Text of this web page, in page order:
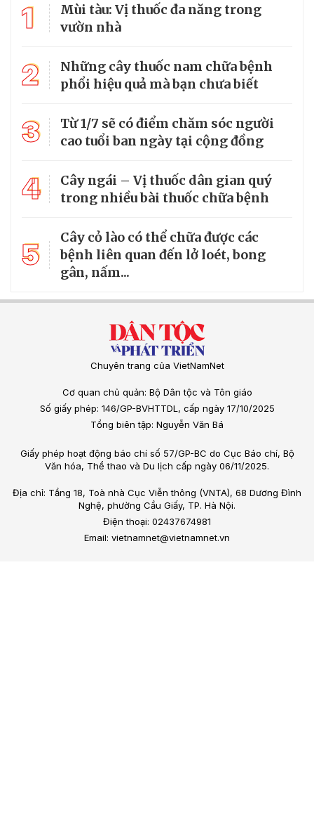
1
Mùi tàu: Vị thuốc đa năng trong
vườn nhà
2
Những cây thuốc nam chữa bệnh
phổi hiệu quả mà bạn chưa biết
3
Từ 1/7 sẽ có điểm chăm sóc người
cao tuổi ban ngày tại cộng đồng
4
Cây ngái – Vị thuốc dân gian quý
trong nhiều bài thuốc chữa bệnh
5
Cây cỏ lào có thể chữa được các
bệnh liên quan đến lở loét, bong
gân, nấm...
Chuyên trang của VietNamNet
Cơ quan chủ quản: Bộ Dân tộc và Tôn giáo
Số giấy phép: 146/GP-BVHTTDL, cấp ngày 17/10/2025
Tổng biên tập: Nguyễn Văn Bá
Giấy phép hoạt động báo chí số 57/GP-BC do Cục Báo chí, Bộ
Văn hóa, Thể thao và Du lịch cấp ngày 06/11/2025.
Địa chỉ: Tầng 18, Toà nhà Cục Viễn thông (VNTA), 68 Dương Đình
Nghệ, phường Cầu Giấy, TP. Hà Nội.
Điện thoại: 02437674981
Email: vietnamnet@vietnamnet.vn